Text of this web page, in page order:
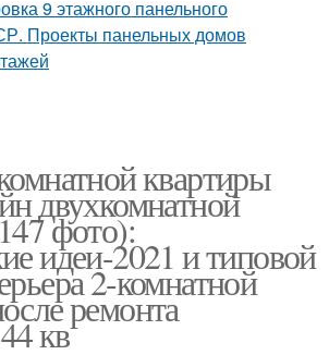
квартиры
двухкомнатной
фото):
идеи-2021 и типовой
2-комнатной
ремонта
кв